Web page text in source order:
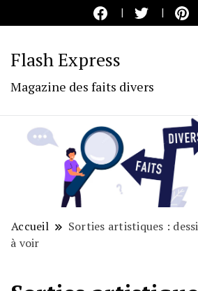
Flash Express
Magazine des faits divers
Accueil
Sorties artistiques :
à voir